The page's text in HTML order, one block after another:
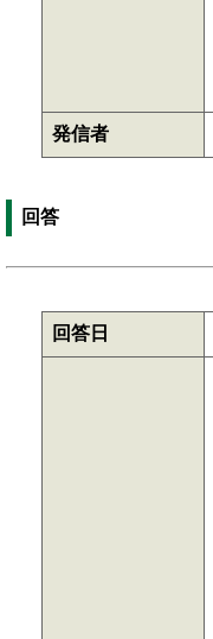
発信者
回答
回答日